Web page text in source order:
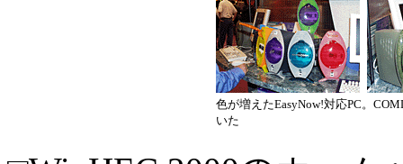
色が増えたEasyNow!対応PC。
いた